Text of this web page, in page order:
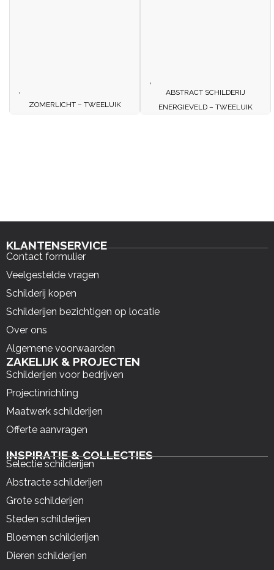
ZOMERLICHT – TWEELUIK
ABSTRACT SCHILDERIJ
ENERGIEVELD – TWEELUIK
KLANTENSERVICE
Contact formulier
Veelgestelde vragen
Schilderij kopen
Schilderijen bezichtigen op locatie
Over ons
Algemene voorwaarden
ZAKELIJK & PROJECTEN
Schilderijen voor bedrijven
Projectinrichting
Maatwerk schilderijen
Offerte aanvragen
INSPIRATIE & COLLECTIES
Selectie schilderijen
Abstracte schilderijen
Grote schilderijen
Steden schilderijen
Bloemen schilderijen
Dieren schilderijen